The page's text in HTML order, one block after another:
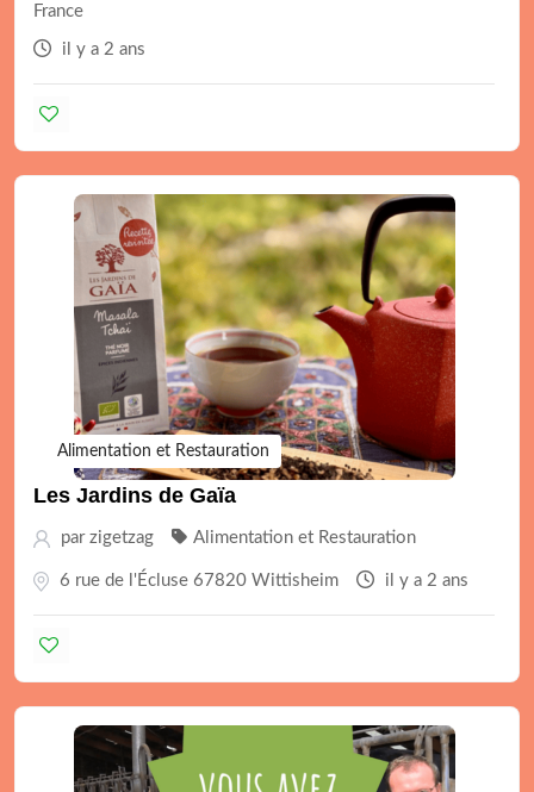
France
il y a 2 ans
Alimentation et Restauration
Les Jardins de Gaïa
par zigetzag Alimentation et Restauration
6 rue de l'Écluse 67820 Wittisheim il y a 2 ans